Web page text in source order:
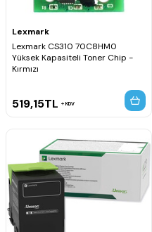
Lexmark
Lexmark CS310 70C8HM0
Yüksek Kapasiteli Toner Chip -
Kırmızı
519,15TL KDV